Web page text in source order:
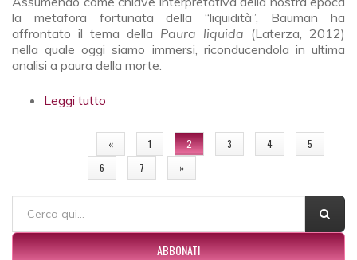
la metafora fortunata della “liquidità”, Bauman ha
affrontato il tema della Paura liquida (Laterza, 2012)
nella quale oggi siamo immersi, riconducendola in ultima
analisi a paura della morte.
Leggi tutto
« 1 2 3 4
5
6
7 »
FORM DI RICERCA
ABBONATI